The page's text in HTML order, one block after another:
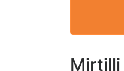
Mirtilli